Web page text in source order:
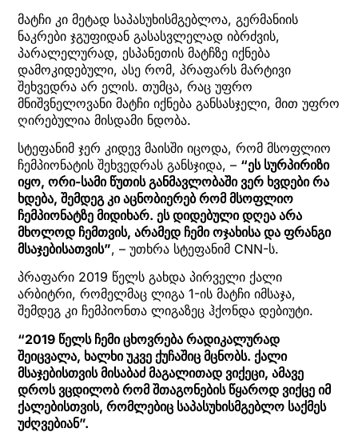
მატჩი კი მეტად საპასუხისმგებლოა, გერმანიის
ნაკრები ჯგუფიდან გასასვლელად იბრძვის,
პარალელურად, ესპანეთის მატჩზე იქნება
დამოკიდებული, ასე რომ, პრაფარს მარტივი
შეხვედრა არ ელის. თუმცა, რაც უფრო
მნიშვნელოვანი მატჩი იქნება განსასჯელი, მით უფრო
ღირებულია მისდამი ნდობა.
სტეფანიმ ჯერ კიდევ მაისში იცოდა, რომ მსოფლიო
ჩემპიონატის შეხვედრას განსჯიდა, – “ეს სურპირიზი
იყო, ორი-სამი წუთის განმავლობაში ვერ ხვდები რა
ხდება, შემდეგ კი აცნობიერებ რომ მსოფლიო
ჩემპიონატზე მიდიხარ. ეს დიდებული დღეა არა
მხოლოდ ჩემთვის, არამედ ჩემი ოჯახისა და ფრანგი
მსაჯებისათვის”, – უთხრა სტეფანიმ CNN-ს.
პრაფარი 2019 წელს გახდა პირველი ქალი
არბიტრი, რომელმაც ლიგა 1-ის მატჩი იმსაჯა,
შემდეგ კი ჩემპიონთა ლიგაზეც ჰქონდა დებიუტი.
“2019 წელს ჩემი ცხოვრება რადიკალურად
შეიცვალა, ხალხი უკვე ქუჩაშიც მცნობს. ქალი
მსაჯებისთვის მისაბაძ მაგალითად ვიქეცი, ამავე
დროს ვცდილობ რომ შთაგონების წყაროდ ვიქცე იმ
ქალებისთვის, რომლებიც საპასუხისმგებლო საქმეს
უძღვებიან”.